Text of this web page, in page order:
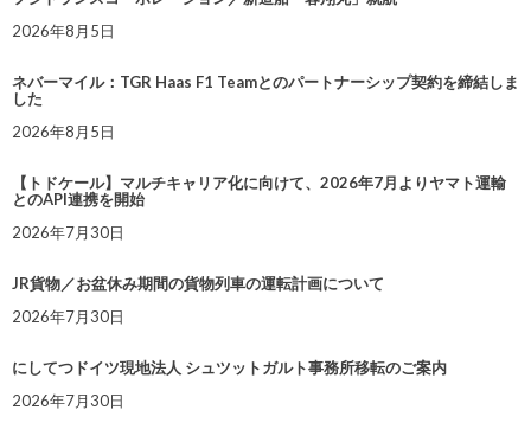
2026年8月5日
ネバーマイル：TGR Haas F1 Teamとのパートナーシップ契約を締結しま
した
2026年8月5日
【トドケール】マルチキャリア化に向けて、2026年7月よりヤマト運輸
とのAPI連携を開始
2026年7月30日
JR貨物／お盆休み期間の貨物列車の運転計画について
2026年7月30日
にしてつドイツ現地法人 シュツットガルト事務所移転のご案内
2026年7月30日